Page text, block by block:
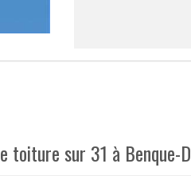
sur 31 à Benque-